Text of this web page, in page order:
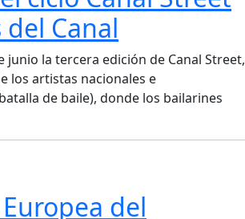
Canal
junio la tercera edición de Canal Street,
los artistas nacionales e
de baile), donde los bailarines
del